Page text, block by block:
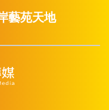
藝苑天地